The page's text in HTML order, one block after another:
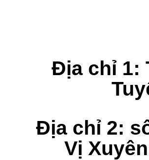
Địa chỉ 1:
Địa chỉ 2:
Vị